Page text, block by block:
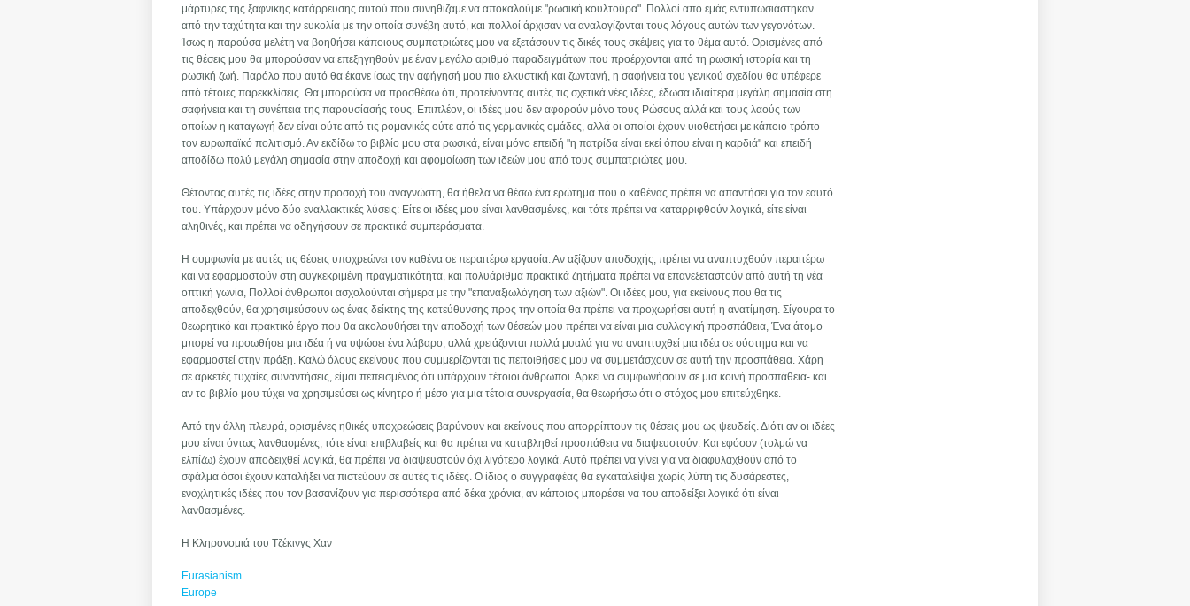
μάρτυρες της ξαφνικής κατάρρευσης αυτού που συνηθίζαμε να αποκαλούμε "ρωσική κουλτούρα". Πολλοί από εμάς εντυπωσιάστηκαν
από την ταχύτητα και την ευκολία με την οποία συνέβη αυτό, και πολλοί άρχισαν να αναλογίζονται τους λόγους αυτών των γεγονότων.
Ίσως η παρούσα μελέτη να βοηθήσει κάποιους συμπατριώτες μου να εξετάσουν τις δικές τους σκέψεις για το θέμα αυτό. Ορισμένες από
τις θέσεις μου θα μπορούσαν να επεξηγηθούν με έναν μεγάλο αριθμό παραδειγμάτων που προέρχονται από τη ρωσική ιστορία και τη
ρωσική ζωή. Παρόλο που αυτό θα έκανε ίσως την αφήγησή μου πιο ελκυστική και ζωντανή, η σαφήνεια του γενικού σχεδίου θα υπέφερε
από τέτοιες παρεκκλίσεις. Θα μπορούσα να προσθέσω ότι, προτείνοντας αυτές τις σχετικά νέες ιδέες, έδωσα ιδιαίτερα μεγάλη σημασία στη
σαφήνεια και τη συνέπεια της παρουσίασής τους. Επιπλέον, οι ιδέες μου δεν αφορούν μόνο τους Ρώσους αλλά και τους λαούς των
οποίων η καταγωγή δεν είναι ούτε από τις ρομανικές ούτε από τις γερμανικές ομάδες, αλλά οι οποίοι έχουν υιοθετήσει με κάποιο τρόπο
τον ευρωπαϊκό πολιτισμό. Αν εκδίδω το βιβλίο μου στα ρωσικά, είναι μόνο επειδή "η πατρίδα είναι εκεί όπου είναι η καρδιά" και επειδή
αποδίδω πολύ μεγάλη σημασία στην αποδοχή και αφομοίωση των ιδεών μου από τους συμπατριώτες μου.
Θέτοντας αυτές τις ιδέες στην προσοχή του αναγνώστη, θα ήθελα να θέσω ένα ερώτημα που ο καθένας πρέπει να απαντήσει για τον εαυτό
του. Υπάρχουν μόνο δύο εναλλακτικές λύσεις: Είτε οι ιδέες μου είναι λανθασμένες, και τότε πρέπει να καταρριφθούν λογικά, είτε είναι
αληθινές, και πρέπει να οδηγήσουν σε πρακτικά συμπεράσματα.
Η συμφωνία με αυτές τις θέσεις υποχρεώνει τον καθένα σε περαιτέρω εργασία. Αν αξίζουν αποδοχής, πρέπει να αναπτυχθούν περαιτέρω
και να εφαρμοστούν στη συγκεκριμένη πραγματικότητα, και πολυάριθμα πρακτικά ζητήματα πρέπει να επανεξεταστούν από αυτή τη νέα
οπτική γωνία, Πολλοί άνθρωποι ασχολούνται σήμερα με την "επαναξιωλόγηση των αξιών". Οι ιδέες μου, για εκείνους που θα τις
αποδεχθούν, θα χρησιμεύσουν ως ένας δείκτης της κατεύθυνσης προς την οποία θα πρέπει να προχωρήσει αυτή η ανατίμηση. Σίγουρα το
θεωρητικό και πρακτικό έργο που θα ακολουθήσει την αποδοχή των θέσεών μου πρέπει να είναι μια συλλογική προσπάθεια, Ένα άτομο
μπορεί να προωθήσει μια ιδέα ή να υψώσει ένα λάβαρο, αλλά χρειάζονται πολλά μυαλά για να αναπτυχθεί μια ιδέα σε σύστημα και να
εφαρμοστεί στην πράξη. Καλώ όλους εκείνους που συμμερίζονται τις πεποιθήσεις μου να συμμετάσχουν σε αυτή την προσπάθεια. Χάρη
σε αρκετές τυχαίες συναντήσεις, είμαι πεπεισμένος ότι υπάρχουν τέτοιοι άνθρωποι. Αρκεί να συμφωνήσουν σε μια κοινή προσπάθεια- και
αν το βιβλίο μου τύχει να χρησιμεύσει ως κίνητρο ή μέσο για μια τέτοια συνεργασία, θα θεωρήσω ότι ο στόχος μου επιτεύχθηκε.
Από την άλλη πλευρά, ορισμένες ηθικές υποχρεώσεις βαρύνουν και εκείνους που απορρίπτουν τις θέσεις μου ως ψευδείς. Διότι αν οι ιδέες
μου είναι όντως λανθασμένες, τότε είναι επιβλαβείς και θα πρέπει να καταβληθεί προσπάθεια να διαψευστούν. Και εφόσον (τολμώ να
ελπίζω) έχουν αποδειχθεί λογικά, θα πρέπει να διαψευστούν όχι λιγότερο λογικά. Αυτό πρέπει να γίνει για να διαφυλαχθούν από το
σφάλμα όσοι έχουν καταλήξει να πιστεύουν σε αυτές τις ιδέες. Ο ίδιος ο συγγραφέας θα εγκαταλείψει χωρίς λύπη τις δυσάρεστες,
ενοχλητικές ιδέες που τον βασανίζουν για περισσότερα από δέκα χρόνια, αν κάποιος μπορέσει να του αποδείξει λογικά ότι είναι
λανθασμένες.
Η Κληρονομιά του Τζέκινγς Χαν
Eurasianism
Europe